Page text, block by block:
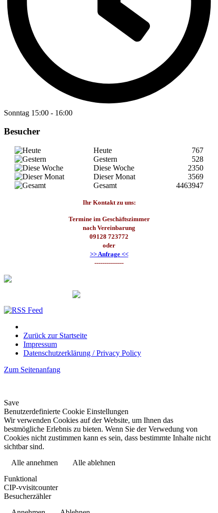
Sonntag 15:00 - 16:00
Besucher
Heute
767
Gestern
528
Diese Woche
2350
Dieser Monat
3569
Gesamt
4463947
Ihr Kontakt zu uns:
Termine im Geschäftszimmer
nach Vereinbarung
09128 723772
oder
>> Anfrage <<
---------------
Zurück zur Startseite
Impressum
Datenschutzerklärung / Privacy Policy
Zum Seitenanfang
Save
Benutzerdefinierte Cookie Einstellungen
Wir verwenden Cookies auf der Website, um Ihnen das
bestmögliche Erlebnis zu bieten. Wenn Sie der Verwedung von
Cookies nicht zustimmen kann es sein, dass bestimmte Inhalte nicht
sichtbar sind.
Alle annehmen
Alle ablehnen
Funktional
CIP-vvisitcounter
Besucherzähler